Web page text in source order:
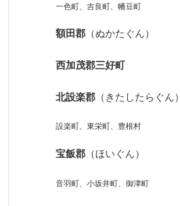
一色町、吉良町、幡豆町
額田郡 （ぬかたぐん）
西加茂郡三好町
北設楽郡 （きたしたらぐん）
設楽町、東栄町、豊根村
宝飯郡 （ほいぐん）
音羽町、小坂井町、御津町